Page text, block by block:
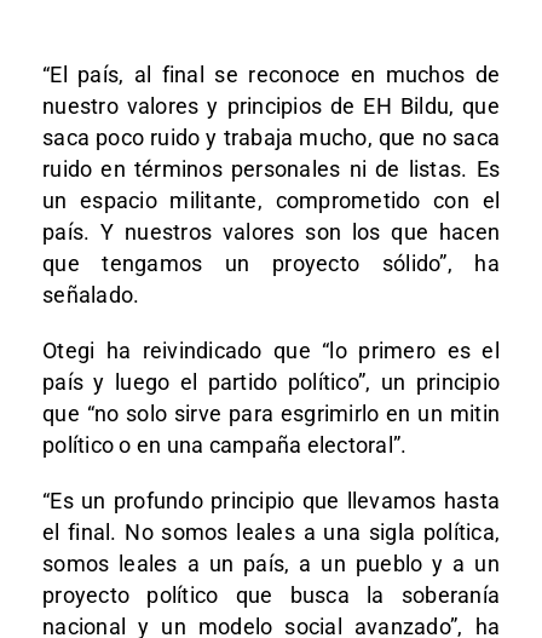
“El país, al final se reconoce en muchos de
nuestro valores y principios de EH Bildu, que
saca poco ruido y trabaja mucho, que no saca
ruido en términos personales ni de listas. Es
un espacio militante, comprometido con el
país. Y nuestros valores son los que hacen
que tengamos un proyecto sólido”, ha
señalado.
Otegi ha reivindicado que “lo primero es el
país y luego el partido político”, un principio
que “no solo sirve para esgrimirlo en un mitin
político o en una campaña electoral”.
“Es un profundo principio que llevamos hasta
el final. No somos leales a una sigla política,
somos leales a un país, a un pueblo y a un
proyecto político que busca la soberanía
nacional y un modelo social avanzado”, ha